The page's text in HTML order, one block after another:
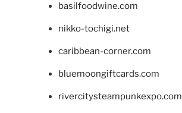
basilfoodwine.com
nikko-tochigi.net
caribbean-corner.com
bluemoongiftcards.com
rivercitysteampunkexpo.com